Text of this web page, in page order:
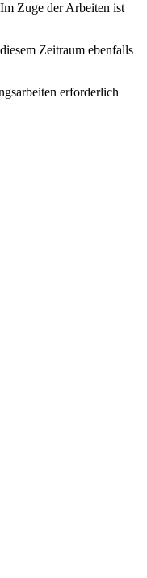
Zuge der Arbeiten ist
Zeitraum ebenfalls
erforderlich